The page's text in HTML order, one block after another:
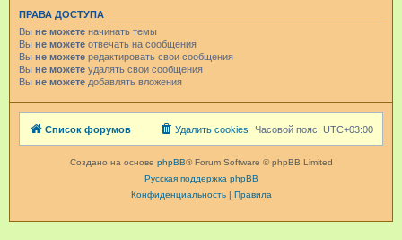
ПРАВА ДОСТУПА
Вы не можете начинать темы
Вы не можете отвечать на сообщения
Вы не можете редактировать свои сообщения
Вы не можете удалять свои сообщения
Вы не можете добавлять вложения
Список форумов Часовой пояс: UTC+03:00
Удалить cookies
Создано на основе phpBB® Forum Software © phpBB Limited
Русская поддержка phpBB
Конфиденциальность| Правила